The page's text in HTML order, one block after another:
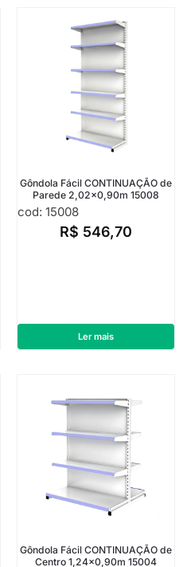
Gôndola Fácil CONTINUAÇÃO de
Parede 2,02×0,90m 15008
cod: 15008
R$ 546,70
Ler mais
Gôndola Fácil CONTINUAÇÃO de
Centro 1,24×0,90m 15004